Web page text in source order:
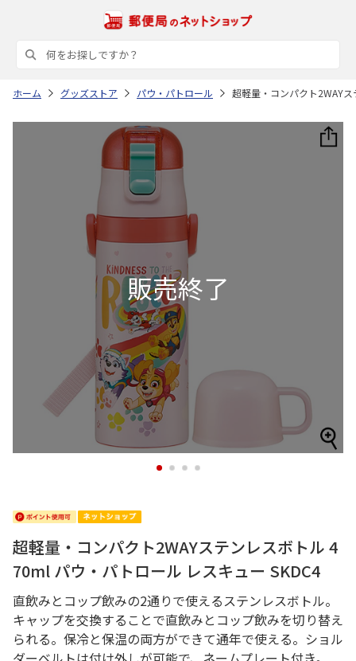
ホーム グッズストア パウ・パトロール 超軽量・コンパクト2WAY
1 2 3 4
超軽量・コンパクト2WAYステンレスボトル 4
70ml パウ・パトロール レスキュー SKDC4
直飲みとコップ飲みの2通りで使えるステンレスボトル。
キャップを交換することで直飲みとコップ飲みを切り替え
られる。保冷と保温の両方ができて通年で使える。ショル